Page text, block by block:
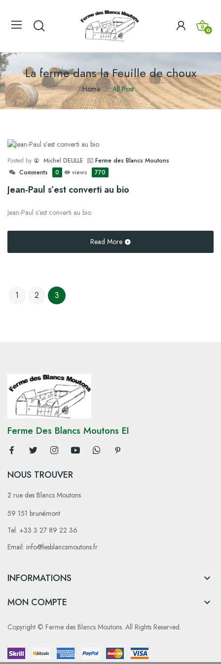
0
La ferme dans la Feuille de choux
Home All Post
Posted by Michel DELILLE
Ferme des Blancs Moutons
Comments
0 views 770
Jean-Paul s’est converti au bio
Jean-Paul s’est converti au bio
Read More
1 2 3
Ferme Des Blancs Moutons EI
NOUS TROUVER
2 rue des Blancs Moutons
59 151 brunémont
Tel: +33 3 27 89 22 36
Email: info@lesblancsmoutons.fr
INFORMATIONS 
MON COMPTE 
Copyright © Ferme des Blancs Moutons. All Rights Reserved.